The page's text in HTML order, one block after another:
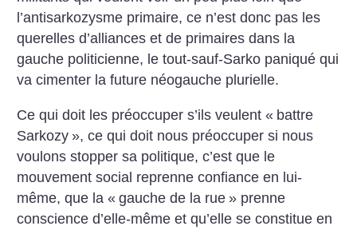
l’antisarkozysme primaire, ce n’est donc pas les
querelles d’alliances et de primaires dans la
gauche politicienne, le tout-sauf-Sarko paniqué qui
va cimenter la future néogauche plurielle.
Ce qui doit les préoccuper s’ils veulent « battre
Sarkozy », ce qui doit nous préoccuper si nous
voulons stopper sa politique, c’est que le
mouvement social reprenne confiance en lui-
même, que la « gauche de la rue » prenne
conscience d’elle-même et qu’elle se constitue en